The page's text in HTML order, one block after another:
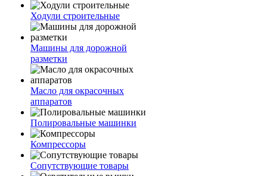
Ходули строительные
Машины для дорожной
разметки
Масло для окрасочных
аппаратов
Полировальные машинки
Компрессоры
Сопутствующие товары